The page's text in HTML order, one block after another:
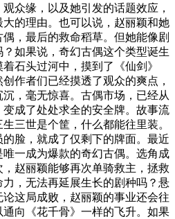
众缘，以及她引发的话题效应，
的理由。也可以说，赵丽颖和她
，最后的救命稻草。但她能像剧
如果说，奇幻古偶这个类型诞生
石头过河中，摸到了《仙剑》
作者们已经摸透了观众的爽点，
，毫无惊喜。古偶市场，已经从
成了处处求全的安全牌。故事流
三世是个筐，什么都能往里装。
脸，就成了仅剩下的牌面。最近
一成为爆款的奇幻古偶。选角成
赵丽颖能够再次单骑救主，拯救
，无法再延展生长的剧种吗？悬
这局成败，赵丽颖的事业还会往
通向《花千骨》一样的飞升。如果